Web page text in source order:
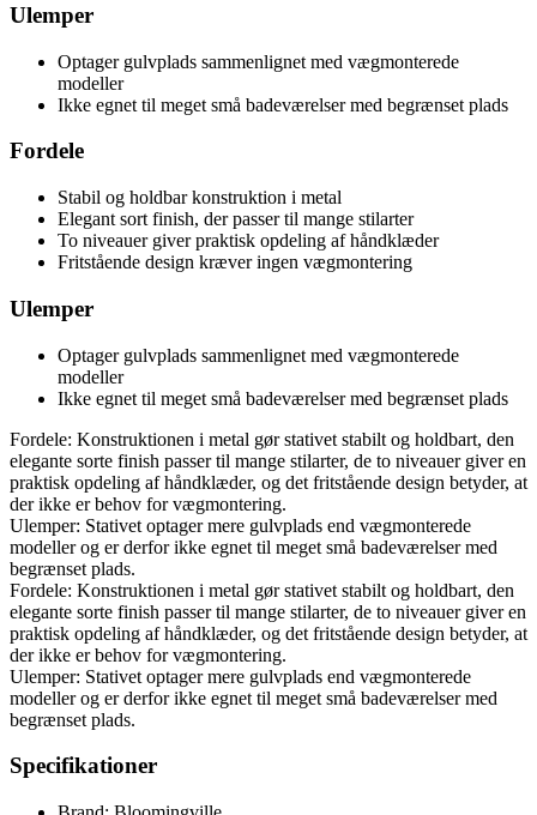
Ulemper
Optager gulvplads sammenlignet med vægmonterede
modeller
Ikke egnet til meget små badeværelser med begrænset plads
Fordele
Stabil og holdbar konstruktion i metal
Elegant sort finish, der passer til mange stilarter
To niveauer giver praktisk opdeling af håndklæder
Fritstående design kræver ingen vægmontering
Ulemper
Optager gulvplads sammenlignet med vægmonterede
modeller
Ikke egnet til meget små badeværelser med begrænset plads
Fordele: Konstruktionen i metal gør stativet stabilt og holdbart, den
elegante sorte finish passer til mange stilarter, de to niveauer giver en
praktisk opdeling af håndklæder, og det fritstående design betyder, at
der ikke er behov for vægmontering.
Ulemper: Stativet optager mere gulvplads end vægmonterede
modeller og er derfor ikke egnet til meget små badeværelser med
begrænset plads.
Fordele: Konstruktionen i metal gør stativet stabilt og holdbart, den
elegante sorte finish passer til mange stilarter, de to niveauer giver en
praktisk opdeling af håndklæder, og det fritstående design betyder, at
der ikke er behov for vægmontering.
Ulemper: Stativet optager mere gulvplads end vægmonterede
modeller og er derfor ikke egnet til meget små badeværelser med
begrænset plads.
Specifikationer